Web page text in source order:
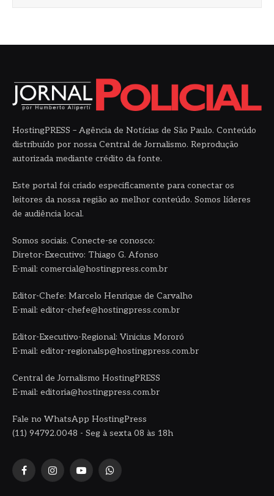
HostingPRESS – Agência de Notícias de São Paulo. Conteúdo
distribuído por nossa Central de Jornalismo. Reprodução
autorizada mediante crédito da fonte.
Este portal foi criado especificamente para conectar os
leitores da nossa região ao melhor conteúdo. Somos líderes
de audiência local.
Somos sociais. Conecte-se conosco:
Diretor-Executivo: Thiago G. Afonso
E-mail: comercial@hostingpress.com.br
Editor-Chefe: Marcelo Henrique de Carvalho
E-mail: editor-chefe@hostingpress.com.br
Editor-Executivo-Regional: Vinicius Mororó
E-mail: editor-regionalsp@hostingpress.com.br
Central de Jornalismo HostingPRESS
E-mail: editoria@hostingpress.com.br
Fale no WhatsApp HostingPress
(11) 94792.0048 - Seg à sexta 08 às 18h
FacebookInstagramYouTubeWhatsApp